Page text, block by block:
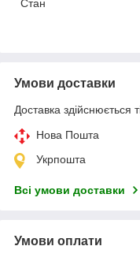
Стан
Умови доставки
Доставка здійснюється
Нова Пошта
Укрпошта
Всі умови доставки
Умови оплати